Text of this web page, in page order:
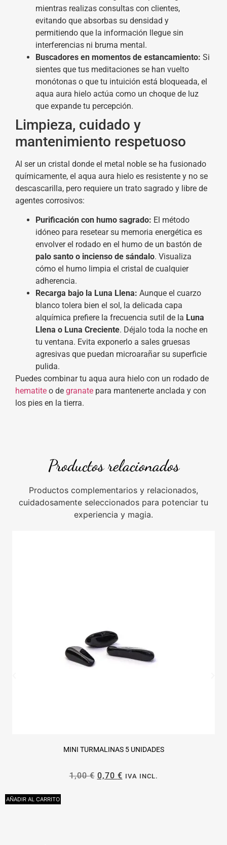
mientras realizas consultas con clientes,
evitando que absorbas su densidad y
permitiendo que la información llegue sin
interferencias ni bruma mental.
Buscadores en momentos de estancamiento: Si
sientes que tus meditaciones se han vuelto
monótonas o que tu intuición está bloqueada, el
aqua aura hielo actúa como un choque de luz
que expande tu percepción.
Limpieza, cuidado y
mantenimiento respetuoso
Al ser un cristal donde el metal noble se ha fusionado
químicamente, el aqua aura hielo es resistente y no se
descascarilla, pero requiere un trato sagrado y libre de
agentes corrosivos:
Purificación con humo sagrado: El método
idóneo para resetear su memoria energética es
envolver el rodado en el humo de un bastón de
palo santo o incienso de sándalo. Visualiza
cómo el humo limpia el cristal de cualquier
adherencia.
Recarga bajo la Luna Llena: Aunque el cuarzo
blanco tolera bien el sol, la delicada capa
alquímica prefiere la frecuencia sutil de la Luna
Llena o Luna Creciente. Déjalo toda la noche en
tu ventana. Evita exponerlo a sales gruesas
agresivas que puedan microarañar su superficie
pulida.
Puedes combinar tu aqua aura hielo con un rodado de
hematite o de granate para mantenerte anclada y con
los pies en la tierra.
Productos relacionados
Productos complementarios y relacionados,
cuidadosamente seleccionados para potenciar tu
experiencia y magia.
MINI TURMALINAS 5 UNIDADES
1,00€ 0,70 € IVA INCL.
AÑADIR AL CARRITO